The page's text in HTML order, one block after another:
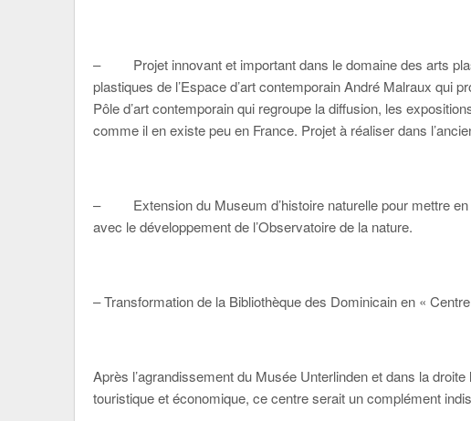
– Projet innovant et important dans le domaine des arts
plastiques de l’Espace d’art contemporain André Malraux qui
Pôle d’art contemporain qui regroupe la diffusion, les
comme il en existe peu en France. Projet à réaliser dans
– Extension du Museum d’histoire naturelle pour mettre en
avec le développement de l’Observatoire de la nature.
– Transformation de la Bibliothèque des Dominicain en «
Après l’agrandissement du Musée Unterlinden et dans la
touristique et économique, ce centre serait un complément